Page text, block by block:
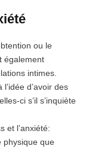
ou le
également
intimes.
d’avoir des
ci s’il s’inquiète
et l’anxiété:
physique que